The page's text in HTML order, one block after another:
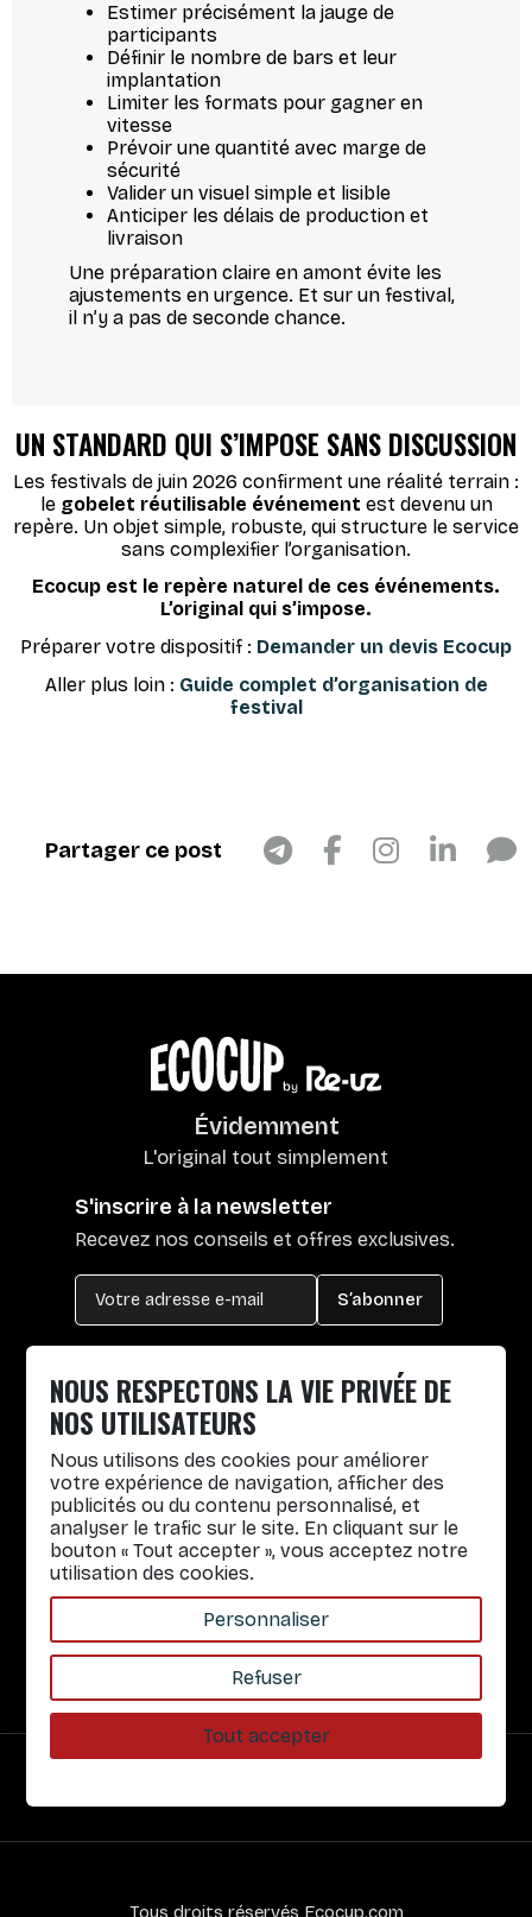
Estimer précisément la jauge de
participants
Définir le nombre de bars et leur
implantation
Limiter les formats pour gagner en
vitesse
Prévoir une quantité avec marge de
sécurité
Valider un visuel simple et lisible
Anticiper les délais de production et
livraison
Une préparation claire en amont évite les
ajustements en urgence. Et sur un festival,
il n’y a pas de seconde chance.
UN STANDARD QUI S’IMPOSE SANS DISCUSSION
Les festivals de juin 2026 confirment une réalité terrain :
le gobelet réutilisable événement est devenu un
repère. Un objet simple, robuste, qui structure le service
sans complexifier l’organisation.
Ecocup est le repère naturel de ces événements.
L’original qui s’impose.
Préparer votre dispositif : Demander un devis Ecocup
Aller plus loin : Guide complet d’organisation de
festival
Partager ce post
Évidemment
L'original tout simplement
S'inscrire à la newsletter
Recevez nos conseils et offres exclusives.
S’abonner
+33 4 30 65 00 55
Lun. au Vend. : 8h30-12h30 / 14h-17h
Gobelets réutilisables
Infos pratiques
Liens rapides
Nos Services
À propos
Tous droits réservés Ecocup.com
NOUS RESPECTONS LA VIE PRIVÉE DE
NOS UTILISATEURS
Nous utilisons des cookies pour améliorer
votre expérience de navigation, afficher des
publicités ou du contenu personnalisé, et
analyser le trafic sur le site. En cliquant sur le
bouton « Tout accepter », vous acceptez notre
utilisation des cookies.
Personnaliser
Refuser
Tout accepter